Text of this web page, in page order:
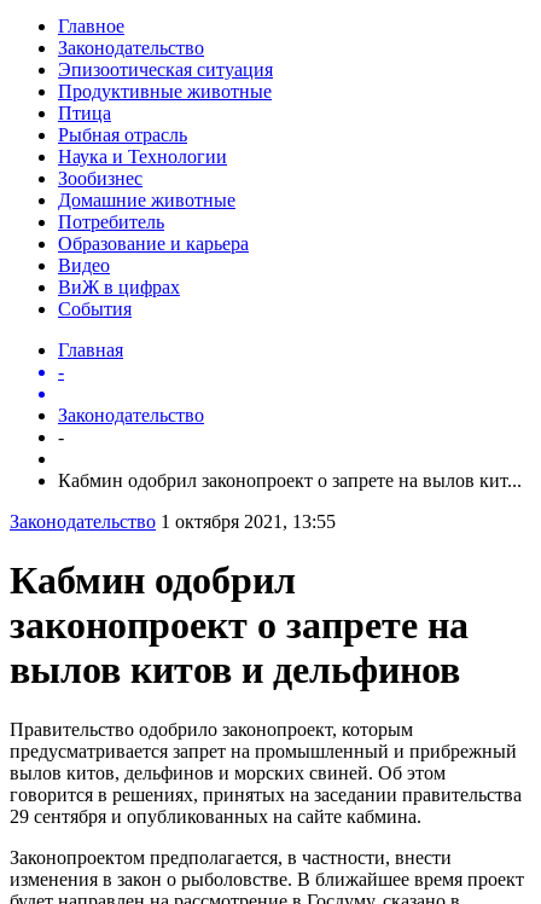
Главное
Законодательство
Эпизоотическая ситуация
Продуктивные животные
Птица
Рыбная отрасль
Наука и Технологии
Зообизнес
Домашние животные
Потребитель
Образование и карьера
Видео
ВиЖ в цифрах
События
Главная
-
Законодательство
-
Кабмин одобрил законопроект о запрете на вылов кит...
Законодательство 1 октября 2021, 13:55
Кабмин одобрил
законопроект о запрете на
вылов китов и дельфинов
Правительство одобрило законопроект, которым
предусматривается запрет на промышленный и прибрежный
вылов китов, дельфинов и морских свиней. Об этом
говорится в решениях, принятых на заседании правительства
29 сентября и опубликованных на сайте кабмина.
Законопроектом предполагается, в частности, внести
изменения в закон о рыболовстве. В ближайшее время проект